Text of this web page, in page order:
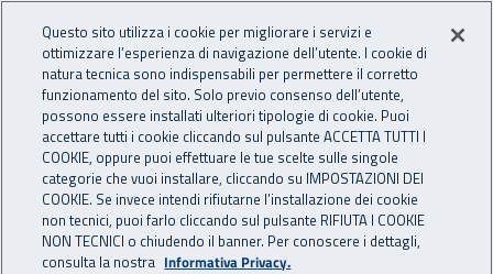
INAIL - Istituto Nazionale
Apri cerca
Navigazione principale
Navigazione - Ti trovi in:
Home Atti e documenti Circolari Inail
20 settembre 2024
20 settembre 2024
Questo sito utilizza i cookie per migliorare i servizi e
ottimizzare l’esperienza di navigazione dell’utente. I cookie di
natura tecnica sono indispensabili per permettere il corretto
funzionamento del sito. Solo previo consenso dell’utente,
possono essere installati ulteriori tipologie di cookie. Puoi
accettare tutti i cookie cliccando sul pulsante ACCETTA TUTTI I
COOKIE, oppure puoi effettuare le tue scelte sulle singole
categorie che vuoi installare, cliccando su IMPOSTAZIONI DEI
COOKIE. Se invece intendi rifiutarne l’installazione dei cookie
non tecnici, puoi farlo cliccando sul pulsante RIFIUTA I COOKIE
NON TECNICI o chiudendo il banner. Per conoscere i dettagli,
consulta la nostra Informativa Privacy.